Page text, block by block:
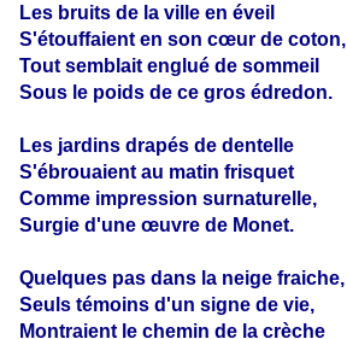
Les bruits de la ville en éveil
S'étouffaient en son cœur de coton,
Tout semblait englué de sommeil
Sous le poids de ce gros édredon.
Les jardins drapés de dentelle
S'ébrouaient au matin frisquet
Comme impression surnaturelle,
Surgie d'une œuvre de Monet.
Quelques pas dans la neige fraiche,
Seuls témoins d'un signe de vie,
Montraient le chemin de la crèche